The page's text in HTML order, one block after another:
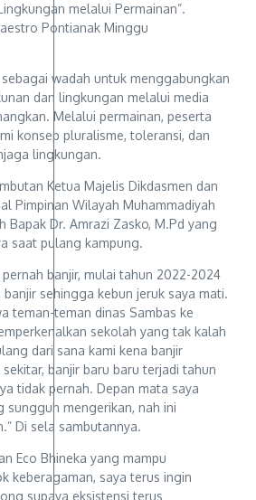
melalui Permainan”.
Pontianak Minggu
wadah untuk menggabungkan
dan lingkungan melalui media
Melalui permainan, peserta
konsep pluralisme, toleransi, dan
lingkungan.
Ketua Majelis Dikdasmen dan
Pimpinan Wilayah Muhammadiyah
Bapak Dr. Amrazi Zasko, M.Pd yang
saat pulang kampung.
banjir, mulai tahun 2022-2024
sehingga kebun jeruk saya mati.
teman-teman dinas Sambas ke
sekolah yang tak kalah
dari sana kami kena banjir
banjir baru baru terjadi tahun
tidak pernah. Depan mata saya
sungguh mengerikan, nah ini
Di sela sambutannya.
Eco Bhineka yang mampu
keberagaman, saya terus ingin
supaya eksistensi terus